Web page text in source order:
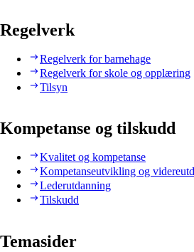
Regelverk
Regelverk for barnehage
Regelverk for skole og opplæring
Tilsyn
Kompetanse og tilskudd
Kvalitet og kompetanse
Kompetanseutvikling og
Lederutdanning
Tilskudd
Temasider